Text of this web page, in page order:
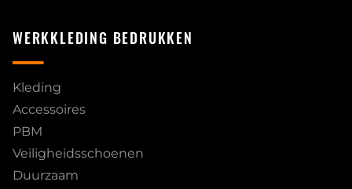
WERKKLEDING BEDRUKKEN
Kleding
Accessoires
PBM
Veiligheidsschoenen
Duurzaam